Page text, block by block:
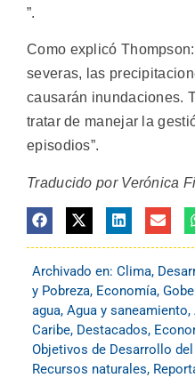
”.
Como explicó
severas, las
causarán inundaciones.
tratar de manejar la
episodios”.
Traducido por Verónica
Archivado en: Clima,
y Pobreza, Economía,
agua, Agua y saneamiento,
Caribe, Destacados,
Objetivos de Desarrollo
Recursos naturales,